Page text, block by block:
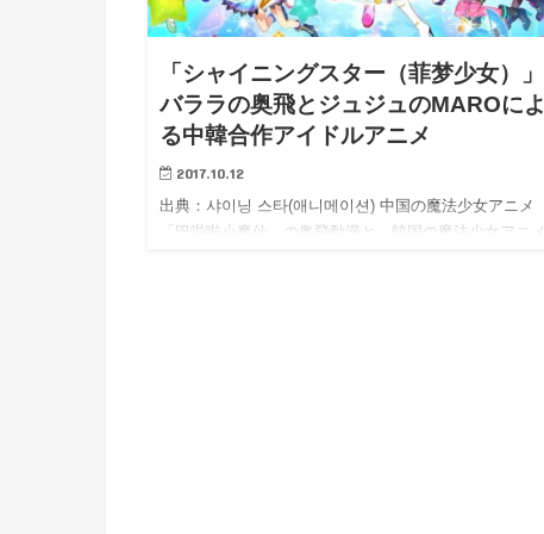
「シャイニングスター（菲梦少女）」
バララの奥飛とジュジュのMAROによ
る中韓合作アイドルアニメ
2017.10.12
出典：샤이닝 스타(애니메이션) 中国の魔法少女アニメ
「巴啦啦小魔仙」の奥飛動漫と、韓国の魔法少女アニメ